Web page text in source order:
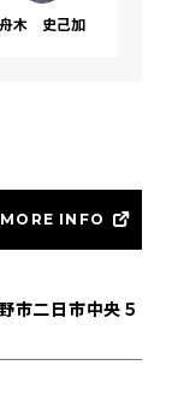
舟木 史己加
MORE INFO
二日市中央５